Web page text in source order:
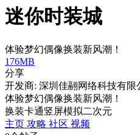
迷你时装城
体验梦幻偶像换装新风潮！
176MB
分享
开发商: 深圳佳翮网络科技有限
体验梦幻偶像换装新风潮！
换装卡通竖屏模拟二次元
主页 攻略 社区 视频